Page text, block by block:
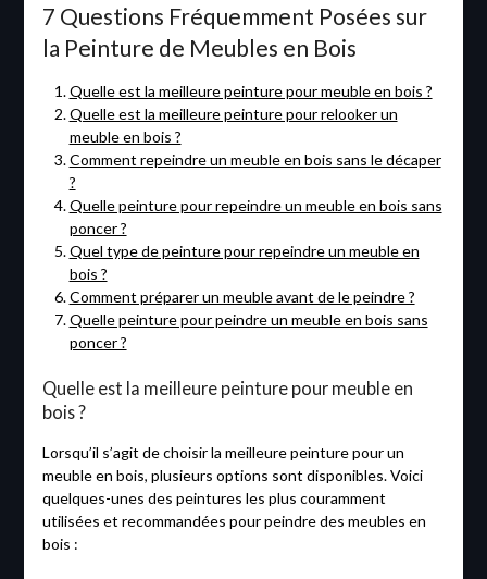
7 Questions Fréquemment Posées sur
la Peinture de Meubles en Bois
Quelle est la meilleure peinture pour meuble en bois ?
Quelle est la meilleure peinture pour relooker un
meuble en bois ?
Comment repeindre un meuble en bois sans le décaper
?
Quelle peinture pour repeindre un meuble en bois sans
poncer ?
Quel type de peinture pour repeindre un meuble en
bois ?
Comment préparer un meuble avant de le peindre ?
Quelle peinture pour peindre un meuble en bois sans
poncer ?
Quelle est la meilleure peinture pour meuble en
bois ?
Lorsqu’il s’agit de choisir la meilleure peinture pour un
meuble en bois, plusieurs options sont disponibles. Voici
quelques-unes des peintures les plus couramment
utilisées et recommandées pour peindre des meubles en
bois :